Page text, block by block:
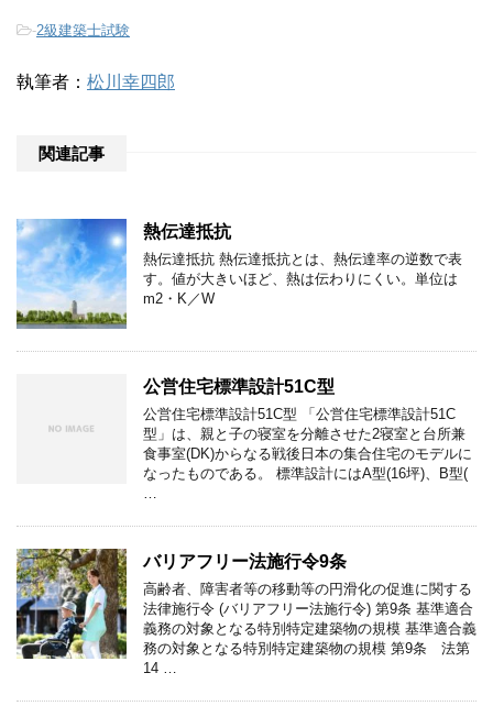
-2級建築士試験
執筆者： 松川幸四郎
関連記事
熱伝達抵抗
熱伝達抵抗 熱伝達抵抗とは、熱伝達率の逆数で表
す。値が大きいほど、熱は伝わりにくい。単位は
m2・K／W
公営住宅標準設計51C型
公営住宅標準設計51C型 「公営住宅標準設計51C
型」は、親と子の寝室を分離させた2寝室と台所兼
食事室(DK)からなる戦後日本の集合住宅のモデルに
なったものである。 標準設計にはA型(16坪)、B型(
バリアフリー法施行令9条
高齢者、障害者等の移動等の円滑化の促進に関する
法律施行令 (バリアフリー法施行令) 第9条 基準適合
義務の対象となる特別特定建築物の規模 基準適合義
務の対象となる特別特定建築物の規模 第9条 法第
14 …